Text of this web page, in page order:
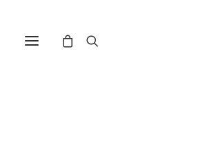
مركز دراسات الوحدة العربية